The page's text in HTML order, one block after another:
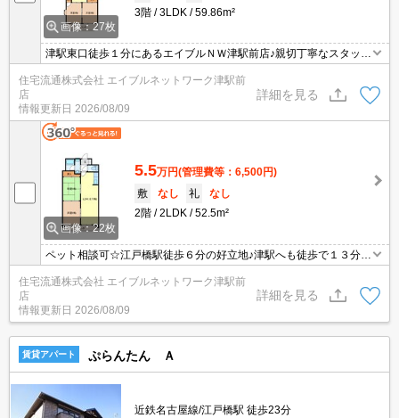
画像：27枚
3階 3LDK 59.86m²
津駅東口徒歩１分にあるエイブルＮＷ津駅前店♪親切丁寧なスタッフ
て！と言う方も、何度もしてるよ♪と言う方も、是非一度足を運んで
住宅流通株式会社 エイブルネットワーク津駅前
店
情報更新日 2026/08/09
詳細を見る
画像：22枚
5.5万円(管理費等：6,500円)
敷
なし 礼
なし
2階
2LDK 52.5m²
ペット相談可☆江戸橋駅徒歩６分の好立地♪津駅へも徒歩で１３分で
す☆人気の都市ガス供給です＊。
住宅流通株式会社 エイブルネットワーク津駅前
店
情報更新日 2026/08/09
詳細を見る
賃貸アパート ぷらんたん Ａ
近鉄名古屋線/江戸橋駅 徒歩23分